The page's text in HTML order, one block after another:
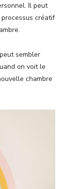
Il peut
créatif
sembler
on voit le
chambre